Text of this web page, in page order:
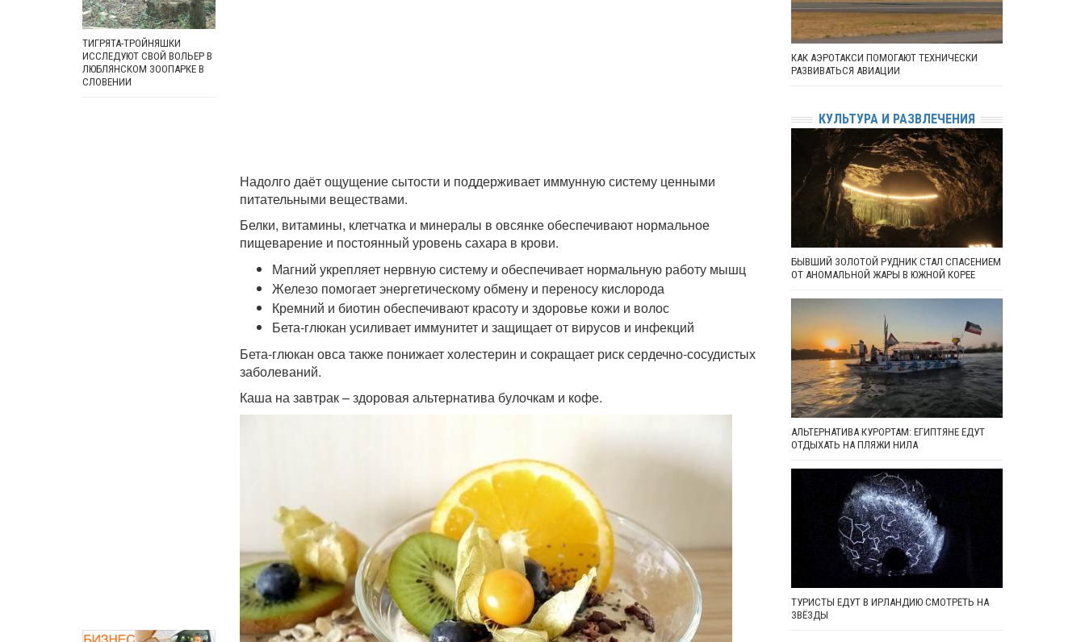
Надолго даёт ощущение сытости и поддерживает иммунную систему ценными
питательными веществами.
Белки, витамины, клетчатка и минералы в овсянке обеспечивают нормальное
пищеварение и постоянный уровень сахара в крови.
Магний укрепляет нервную систему и обеспечивает нормальную работу мышц
Железо помогает энергетическому обмену и переносу кислорода
Кремний и биотин обеспечивают красоту и здоровье кожи и волос
Бета-глюкан усиливает иммунитет и защищает от вирусов и инфекций
Бета-глюкан овса также понижает холестерин и сокращает риск сердечно-сосудистых
заболеваний.
Каша на завтрак – здоровая альтернатива булочкам и кофе.
ТИГРЯТА-ТРОЙНЯШКИ
ИССЛЕДУЮТ СВОЙ ВОЛЬЕР В
ЛЮБЛЯНСКОМ ЗООПАРКЕ В
СЛОВЕНИИ
КАК АЭРОТАКСИ ПОМОГАЮТ ТЕХНИЧЕСКИ
РАЗВИВАТЬСЯ АВИАЦИИ
КУЛЬТУРА И РАЗВЛЕЧЕНИЯ
БЫВШИЙ ЗОЛОТОЙ РУДНИК СТАЛ СПАСЕНИЕМ
ОТ АНОМАЛЬНОЙ ЖАРЫ В ЮЖНОЙ КОРЕЕ
АЛЬТЕРНАТИВА КУРОРТАМ: ЕГИПТЯНЕ ЕДУТ
ОТДЫХАТЬ НА ПЛЯЖИ НИЛА
ТУРИСТЫ ЕДУТ В ИРЛАНДИЮ СМОТРЕТЬ НА
ЗВЁЗДЫ